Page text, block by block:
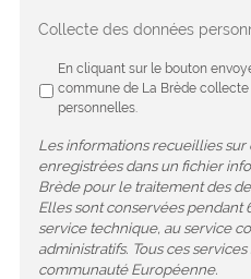
Collecte des données
En cliquant sur le bouton
commune de La Brède
personnelles.
Les informations recueillies
enregistrées dans un fichier
Brède pour le traitement des
Elles sont conservées pendant
service technique, au service
administratifs. Tous ces
communauté Européenne.